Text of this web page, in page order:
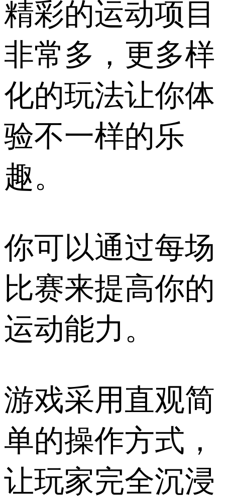
精彩的运动项目
非常多，更多样
化的玩法让你体
验不一样的乐
趣。
你可以通过每场
比赛来提高你的
运动能力。
游戏采用直观简
单的操作方式，
让玩家完全沉浸